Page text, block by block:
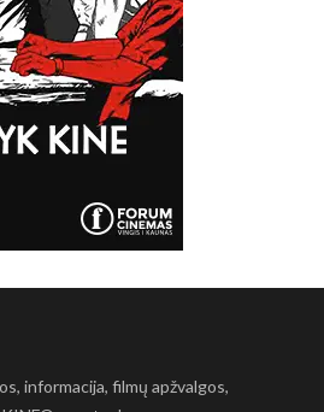
informacija, filmų apžvalgos,